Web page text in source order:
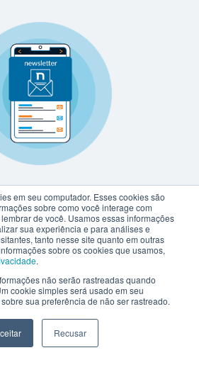
em seu computador. Esses cookies são
sobre como você interage com
de você. Usamos essas informações
sua experiência e para análises e
tanto nesse site quanto em outras
sobre os cookies que usamos,
.
não serão rastreadas quando
cookie simples será usado em seu
sua preferência de não ser rastreado.
Recusar